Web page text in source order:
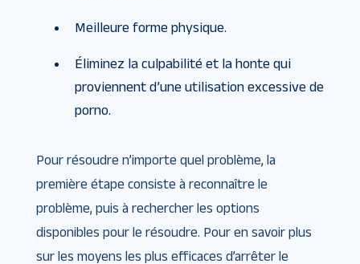
Meilleure forme physique.
Éliminez la culpabilité et la honte qui
proviennent d’une utilisation excessive de
porno.
Pour résoudre n’importe quel problème, la
première étape consiste à reconnaître le
problème, puis à rechercher les options
disponibles pour le résoudre. Pour en savoir plus
sur les moyens les plus efficaces d’arrêter le